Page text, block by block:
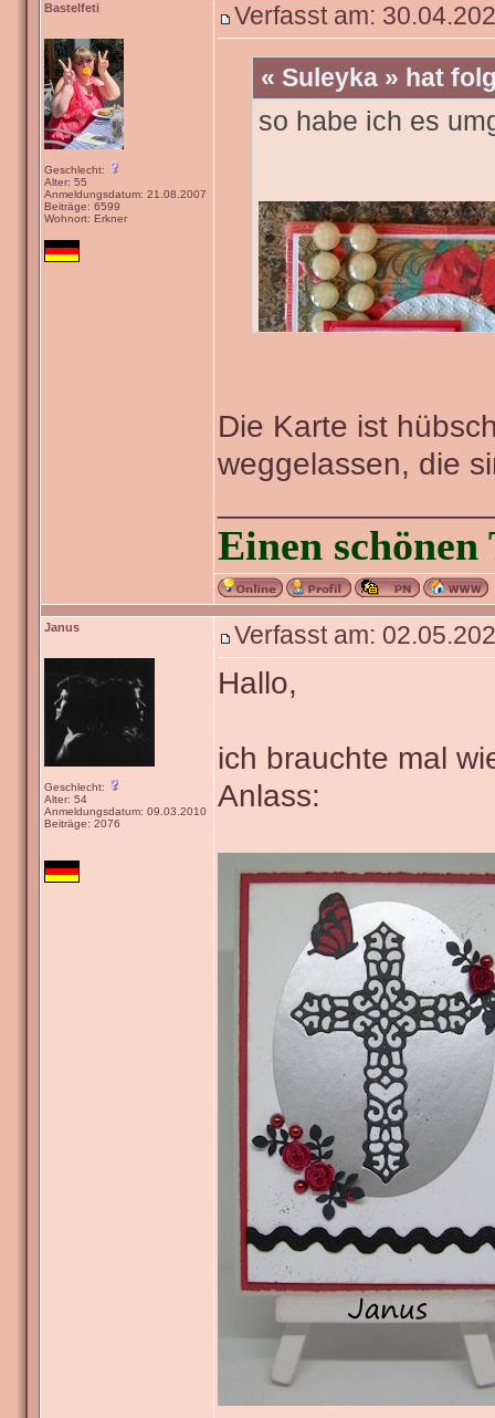
Bastelfeti
Geschlecht:
Alter: 55
Anmeldungsdatum: 21.08.2007
Beiträge: 6599
Wohnort: Erkner
Verfasst am:
« Suleyka » hat
so habe ich es
Die Karte ist
weggelassen, die
Einen
Janus
Geschlecht:
Alter: 54
Anmeldungsdatum: 09.03.2010
Beiträge: 2076
Verfasst am:
Hallo,
ich brauchte mal
Anlass: